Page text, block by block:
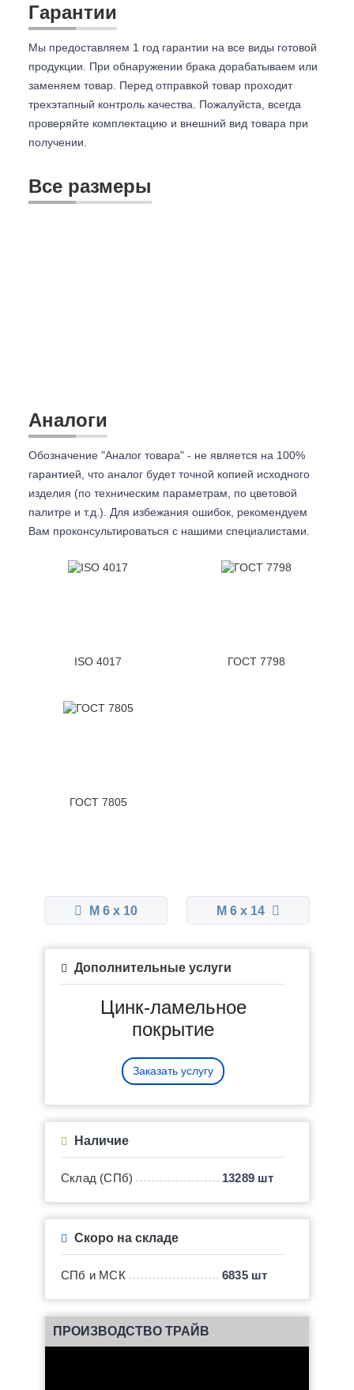
Гарантии
Мы предоставляем 1 год гарантии на все виды готовой
продукции. При обнаружении брака дорабатываем или
заменяем товар. Перед отправкой товар проходит
трехэтапный контроль качества. Пожалуйста, всегда
проверяйте комплектацию и внешний вид товара при
получении.
Все размеры
Аналоги
Обозначение "Аналог товара" - не является на 100%
гарантией, что аналог будет точной копией исходного
изделия (по техническим параметрам, по цветовой
палитре и т.д.). Для избежания ошибок, рекомендуем
Вам проконсультироваться с нашими специалистами.
ISO 4017 ГОСТ 7798
ГОСТ 7805
М 6 x 10 М 6 x 14
Дополнительные услуги
Цинк-ламельное
покрытие
Заказать услугу
Наличие
Склад (СПб) 13289 шт
Скоро на складе
СПб и МСК 6835 шт
ПРОИЗВОДСТВО ТРАЙВ